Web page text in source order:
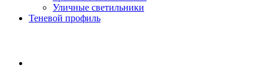
Уличные светильники
Теневой профиль